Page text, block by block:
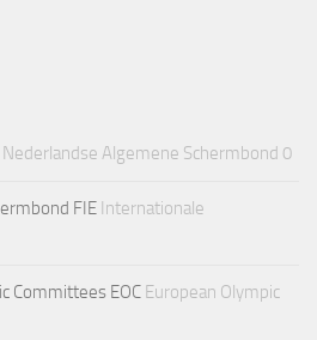
Nederlandse Algemene Schermbond 0
FIE Internationale
EOC European Olympic